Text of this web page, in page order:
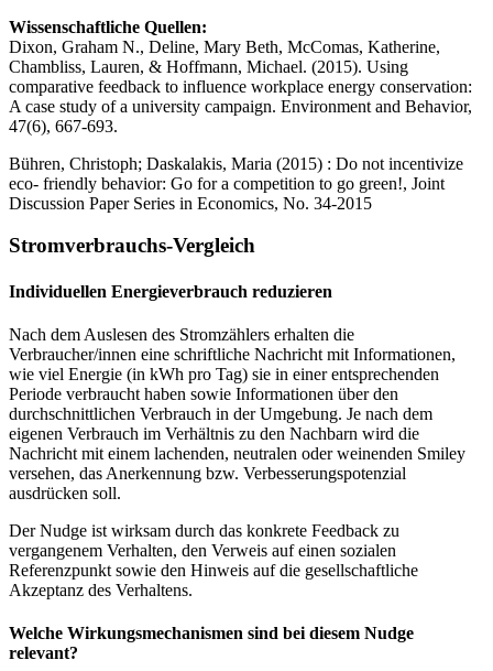
Wissenschaftliche Quellen:
Dixon, Graham N., Deline, Mary Beth, McComas, Katherine,
Chambliss, Lauren, & Hoffmann, Michael. (2015). Using
comparative feedback to influence workplace energy conservation:
A case study of a university campaign. Environment and Behavior,
47(6), 667-693.
Bühren, Christoph; Daskalakis, Maria (2015) : Do not incentivize
eco- friendly behavior: Go for a competition to go green!, Joint
Discussion Paper Series in Economics, No. 34-2015
Stromverbrauchs-Vergleich
Individuellen Energieverbrauch reduzieren
Nach dem Auslesen des Stromzählers erhalten die
Verbraucher/innen eine schriftliche Nachricht mit Informationen,
wie viel Energie (in kWh pro Tag) sie in einer entsprechenden
Periode verbraucht haben sowie Informationen über den
durchschnittlichen Verbrauch in der Umgebung. Je nach dem
eigenen Verbrauch im Verhältnis zu den Nachbarn wird die
Nachricht mit einem lachenden, neutralen oder weinenden Smiley
versehen, das Anerkennung bzw. Verbesserungspotenzial
ausdrücken soll.
Der Nudge ist wirksam durch das konkrete Feedback zu
vergangenem Verhalten, den Verweis auf einen sozialen
Referenzpunkt sowie den Hinweis auf die gesellschaftliche
Akzeptanz des Verhaltens.
Welche Wirkungsmechanismen sind bei diesem Nudge
relevant?